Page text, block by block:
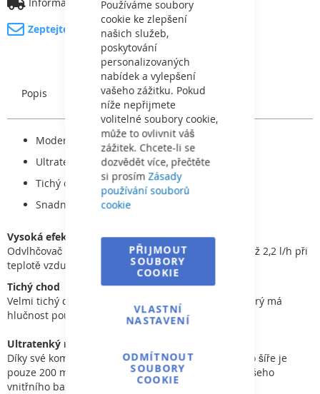
Používáme soubory
cookie ke zlepšení
našich služeb,
poskytování
personalizovaných
nabídek a vylepšení
vašeho zážitku. Pokud
níže nepřijmete
volitelné soubory cookie,
může to ovlivnit váš
zážitek. Chcete-li se
dozvědět více, přečtěte
si prosímZásady
používání souborů
cookie
PŘIJMOUT
SOUBORY
COOKIE
VLASTNÍ
NASTAVENÍ
ODMÍTNOUT
SOUBORY
COOKIE
Zeptejte se na produkt
Popis Charakteristický
Moderní design
Ultratenký rozměr 20 cm
Tichý chod 46 dB
Snadná instalace na podlahu nebo stěnu
Vysoká efektivita
Odvlhčovač STORM je schopen odvést ze vzduchu až 2,2 l/h při
teplotě vzduchu 30 °C a vlhkosti 80 %.
Tichý chod
Velmi tichý díky speciálnímu motoru ventilátoru, který má
hlučnost pouze 46 dB.
Ultratenký rozměr
Díky své kompaktní vnitřní struktuře ultratenký. Jeho šíře je
pouze 200 mm, takže nezabírá potřebné místo u vašeho
vnitřního bazénu.